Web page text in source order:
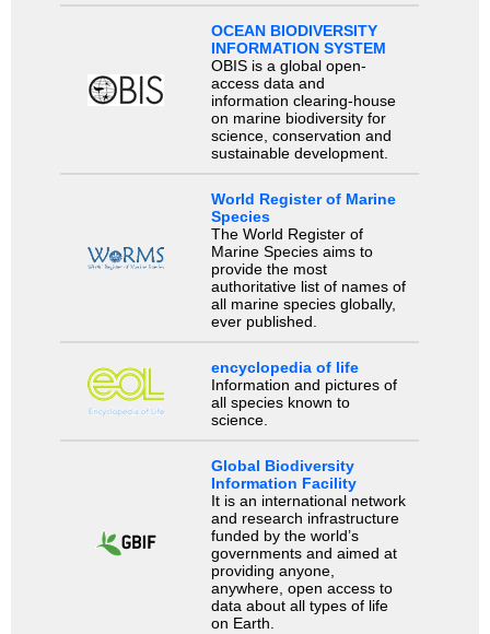
OCEAN BIODIVERSITY
INFORMATION SYSTEM
OBIS is a global open-
access data and
information clearing-house
on marine biodiversity for
science, conservation and
sustainable development.
World Register of Marine
Species
The World Register of
Marine Species aims to
provide the most
authoritative list of names of
all marine species globally,
ever published.
encyclopedia of life
Information and pictures of
all species known to
science.
Global Biodiversity
Information Facility
It is an international network
and research infrastructure
funded by the world’s
governments and aimed at
providing anyone,
anywhere, open access to
data about all types of life
on Earth.